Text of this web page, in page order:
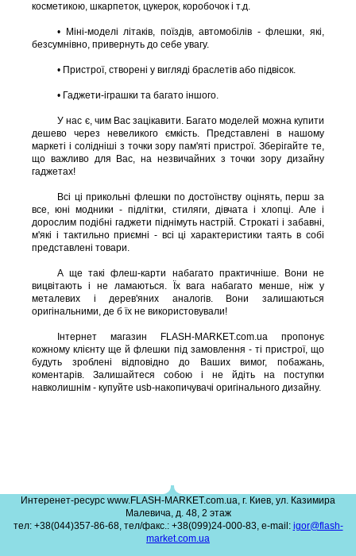
косметикою, шкарпеток, цукерок, коробочок і т.д.
• Міні-моделі літаків, поїздів, автомобілів - флешки, які,
безсумнівно, привернуть до себе увагу.
• Пристрої, створені у вигляді браслетів або підвісок.
• Гаджети-іграшки та багато іншого.
У нас є, чим Вас зацікавити. Багато моделей можна купити
дешево через невеликого ємкість. Представлені в нашому
маркеті і солідніші з точки зору пам'яті пристрої. Зберігайте те,
що важливо для Вас, на незвичайних з точки зору дизайну
гаджетах!
Всі ці прикольні флешки по достоїнству оцінять, перш за
все, юні модники - підлітки, стиляги, дівчата і хлопці. Але і
дорослим подібні гаджети піднімуть настрій. Строкаті і забавні,
м'які і тактильно приємні - всі ці характеристики таять в собі
представлені товари.
А ще такі флеш-карти набагато практичніше. Вони не
вицвітають і не ламаються. Їх вага набагато менше, ніж у
металевих і дерев'яних аналогів. Вони залишаються
оригінальними, де б їх не використовували!
Інтернет магазин FLASH-MARKET.com.ua пропонує
кожному клієнту ще й флешки під замовлення - ті пристрої, що
будуть зроблені відповідно до Ваших вимог, побажань,
коментарів. Залишайтеся собою і не йдіть на поступки
навколишнім - купуйте usb-накопичувачі оригінального дизайну.
Интеренет-ресурс www.FLASH-MARKET.com.ua, г. Киев, ул. Казимира
Малевича, д. 48, 2 этаж
тел: +38(044)357-86-68, тел/факс.: +38(099)24-000-83, e-mail: igor@flash-
market.com.ua